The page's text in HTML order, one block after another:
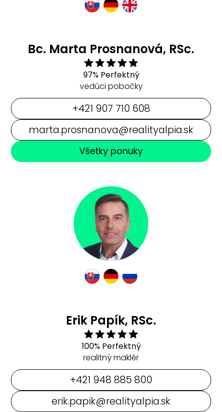
Bc. Marta Prosnanová, RSc.
97% Perfektný
vedúci pobočky
+421 907 710 608
marta.prosnanova@realityalpia.sk
Všetky ponuky
Erik Papík, RSc.
100% Perfektný
realitný maklér
+421 948 885 800
erik.papik@realityalpia.sk